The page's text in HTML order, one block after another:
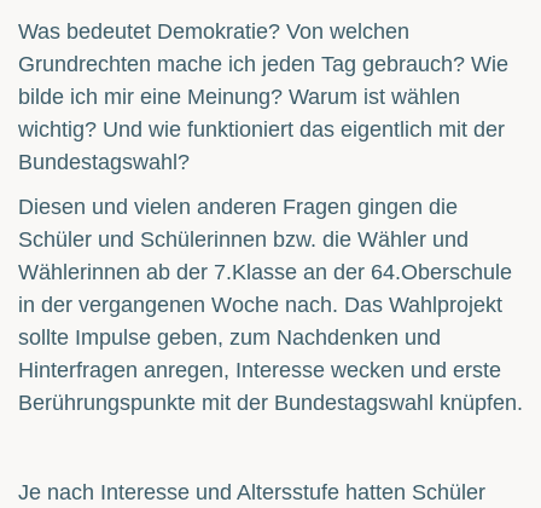
Was bedeutet Demokratie? Von welchen
Grundrechten mache ich jeden Tag gebrauch? Wie
bilde ich mir eine Meinung? Warum ist wählen
wichtig? Und wie funktioniert das eigentlich mit der
Bundestagswahl?
Diesen und vielen anderen Fragen gingen die
Schüler und Schülerinnen bzw. die Wähler und
Wählerinnen ab der 7.Klasse an der 64.Oberschule
in der vergangenen Woche nach. Das Wahlprojekt
sollte Impulse geben, zum Nachdenken und
Hinterfragen anregen, Interesse wecken und erste
Berührungspunkte mit der Bundestagswahl knüpfen.
Je nach Interesse und Altersstufe hatten Schüler